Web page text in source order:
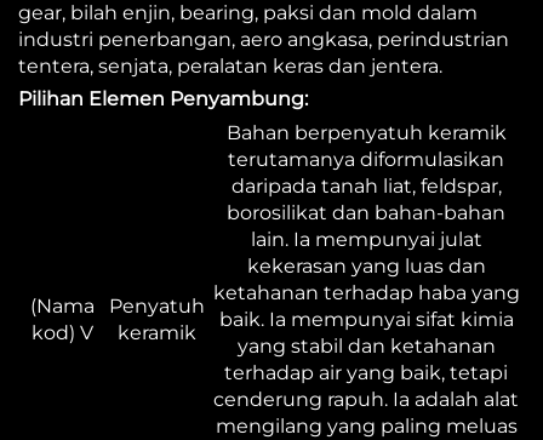
gear, bilah enjin, bearing, paksi dan mold dalam
industri penerbangan, aero angkasa, perindustrian
tentera, senjata, peralatan keras dan jentera.
Pilihan Elemen Penyambung:
(Nama
kod) V
Penyatuh
keramik
Bahan berpenyatuh keramik
terutamanya diformulasikan
daripada tanah liat, feldspar,
borosilikat dan bahan-bahan
lain. Ia mempunyai julat
kekerasan yang luas dan
ketahanan terhadap haba yang
baik. Ia mempunyai sifat kimia
yang stabil dan ketahanan
terhadap air yang baik, tetapi
cenderung rapuh. Ia adalah alat
mengilang yang paling meluas